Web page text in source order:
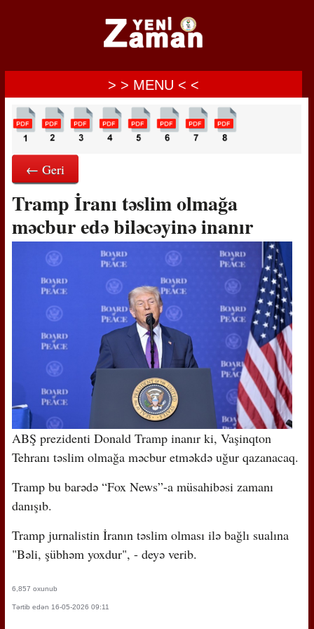
> > MENU < <
← Geri
Tramp İranı təslim olmağa
məcbur edə biləcəyinə inanır
ABŞ prezidenti Donald Tramp inanır ki, Vaşinqton
Tehranı təslim olmağa məcbur etməkdə uğur qazanacaq.
Tramp bu barədə “Fox News”-a müsahibəsi zamanı
danışıb.
Tramp jurnalistin İranın təslim olması ilə bağlı sualına
"Bəli, şübhəm yoxdur", - deyə verib.
6,857 oxunub
Tərtib edən 16-05-2026 09:11